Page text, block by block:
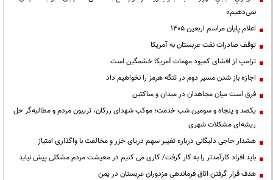
نمی‌دهیم»
اعلام پایان مراسم اربعین ۱۴۰۵
توقف صادرات نفت عربستان به آمریکا
ترامپ از افشای کمبود مهمات آمریکا خشمگین است
اجازه باز شدن مسیر دوم در تنگه هرمز را نخواهیم داد
فرق است میان مجاهدان در میدان و ساکتین
یکصد و پنجاه و سومین شب خدمت؛ موکب شهدای رزکان، تریبون مردم و مطالبه‌گر حل
ریشه‌ای مشکلات شهری
هشدار حاجی دلیگانی درباره تغییر سهم دریای خزر و مخالفت با واگذاری امتیاز
باید افراد کارآمدتر را به کار گرفت/ کاری می کنیم در معیشت مردم مشکلی پیش نیاید
هدف قرار گرفتن اتاق‌ فرماندهی مزدوران عربستان در یمن